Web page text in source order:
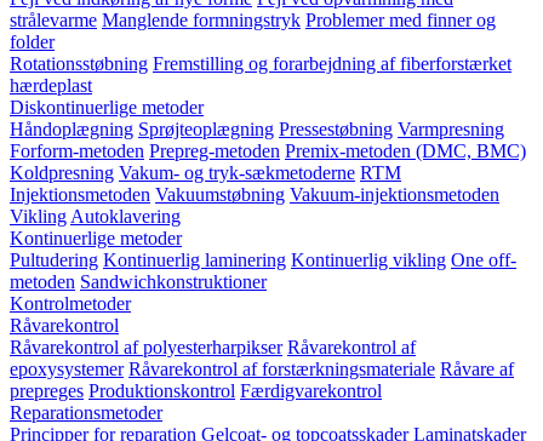
strålevarme Manglende formningstryk Problemer med finner og
folder
Rotationsstøbning Fremstilling og forarbejdning af fiberforstærket
hærdeplast
Diskontinuerlige metoder
Håndoplægning Sprøjteoplægning Pressestøbning Varmpresning
Forform-metoden Prepreg-metoden Premix-metoden (DMC, BMC)
Koldpresning Vakum- og tryk-sækmetoderne RTM
Injektionsmetoden Vakuumstøbning Vakuum-injektionsmetoden
Vikling Autoklavering
Kontinuerlige metoder
Pultudering Kontinuerlig laminering Kontinuerlig vikling One off-
metoden Sandwichkonstruktioner
Kontrolmetoder
Råvarekontrol
Råvarekontrol af polyesterharpikser Råvarekontrol af
epoxysystemer Råvarekontrol af forstærkningsmateriale Råvare af
prepreges Produktionskontrol Færdigvarekontrol
Reparationsmetoder
Principper for reparation Gelcoat- og topcoatsskader Laminatskader